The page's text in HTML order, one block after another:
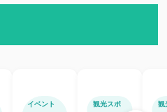
イベント 観光スポ 観